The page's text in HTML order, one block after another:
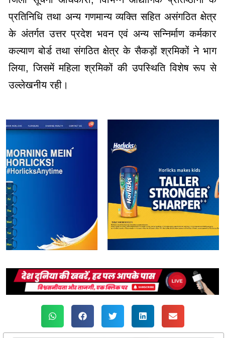
प्रतिनिधि तथा अन्य गणमान्य व्यक्ति सहित असंगठित क्षेत्र
के अंतर्गत उत्तर प्रदेश भवन एवं अन्य सन्निर्माण कर्मकार
कल्याण बोर्ड तथा संगठित क्षेत्र के सैकड़ों श्रमिकों ने भाग
लिया, जिसमें महिला श्रमिकों की उपस्थिति विशेष रूप से
उल्लेखनीय रही।